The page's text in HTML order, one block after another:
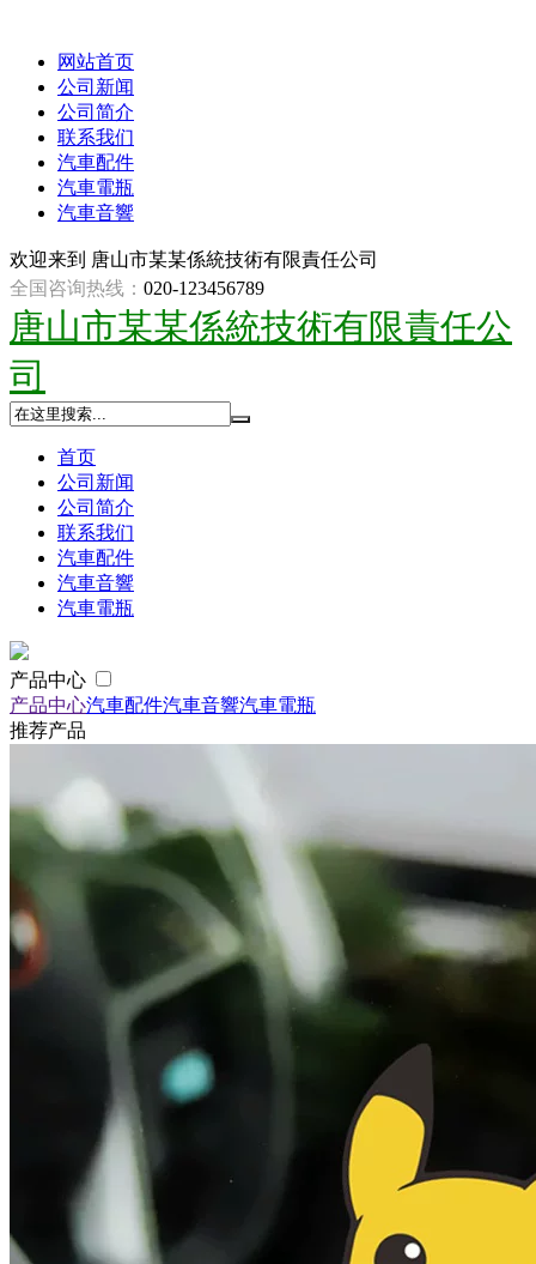
网站首页
公司新闻
公司简介
联系我们
汽車配件
汽車電瓶
汽車音響
欢迎来到 唐山市某某係統技術有限責任公司
全国咨询热线： 020-123456789
唐山市某某係統技術有限責任公
司
首页
公司新闻
公司简介
联系我们
汽車配件
汽車音響
汽車電瓶
产品中心
产品中心汽車配件汽車音響汽車電瓶
推荐产品